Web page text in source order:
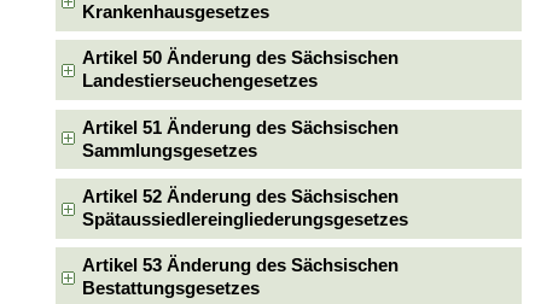
Krankenhausgesetzes
Artikel 50 Änderung des Sächsischen
Landestierseuchengesetzes
Artikel 51 Änderung des Sächsischen
Sammlungsgesetzes
Artikel 52 Änderung des Sächsischen
Spätaussiedlereingliederungsgesetzes
Artikel 53 Änderung des Sächsischen
Bestattungsgesetzes